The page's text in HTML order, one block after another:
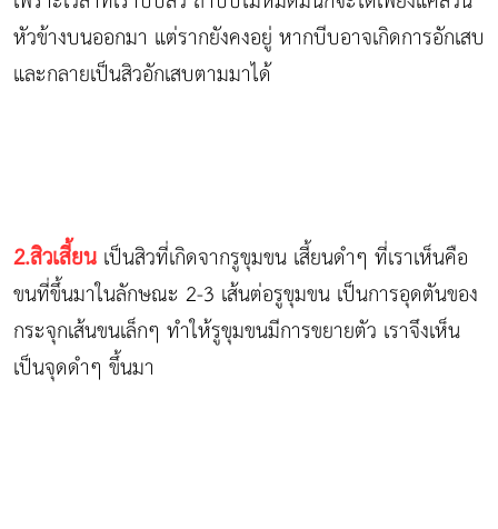
หัวข้างบนออกมา แต่รากยังคงอยู่ หากบีบอาจเกิดการอักเสบ
และกลายเป็นสิวอักเสบตามมาได้
2.สิวเสี้ยน เป็นสิวที่เกิดจากรูขุมขน เสี้ยนดำๆ ที่เราเห็นคือ
ขนที่ขึ้นมาในลักษณะ 2-3 เส้นต่อรูขุมขน เป็นการอุดตันของ
กระจุกเส้นขนเล็กๆ ทำให้รูขุมขนมีการขยายตัว เราจึงเห็น
เป็นจุดดำๆ ขึ้นมา